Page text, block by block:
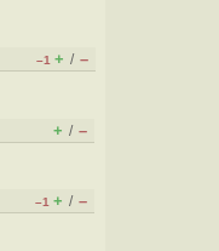
–1 + / –
+ / –
–1 + / –